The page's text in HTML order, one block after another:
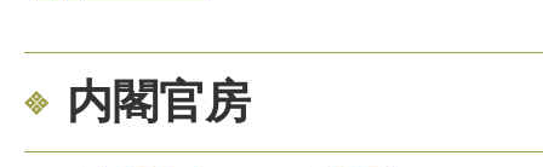
内閣官房